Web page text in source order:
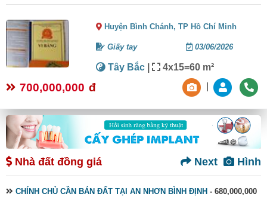
Huyện Bình Chánh,TP Hồ Chí Minh
Giấy tay 03/06/2026
Tây Bắc | 4x15=60 m²
700,000,000 đ
Nhà đất đồng giá Hình
Next
CHÍNH CHỦ CẦN BÁN ĐẤT TẠI AN NHƠN BÌNH ĐỊNH - 680,000,000